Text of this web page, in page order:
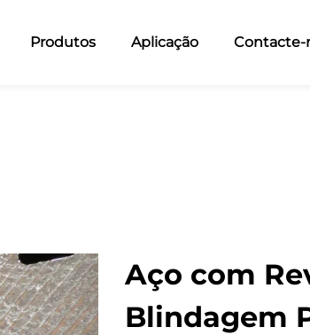
Produtos Aplicação Contacte-
Aço com
Blindagem